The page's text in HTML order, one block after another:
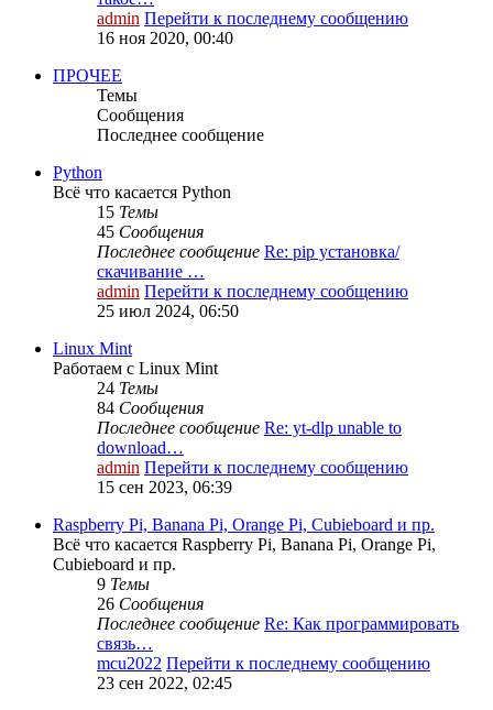
admin Перейти к последнему сообщению
16 ноя 2020, 00:40
ПРОЧЕЕ
Темы
Сообщения
Последнее сообщение
Python
Всё что касается Python
15 Темы
45 Сообщения
Последнее сообщение Re: pip установка/
скачивание …
admin Перейти к последнему сообщению
25 июл 2024, 06:50
Linux Mint
Работаем с Linux Mint
24 Темы
84 Сообщения
Последнее сообщение Re: yt-dlp unable to
download…
admin Перейти к последнему сообщению
15 сен 2023, 06:39
Raspberry Pi, Banana Pi, Orange Pi, Cubieboard и пр.
Всё что касается Raspberry Pi, Banana Pi, Orange Pi,
Cubieboard и пр.
9 Темы
26 Сообщения
Последнее сообщение Re: Как программировать
связь…
mcu2022 Перейти к последнему сообщению
23 сен 2022, 02:45